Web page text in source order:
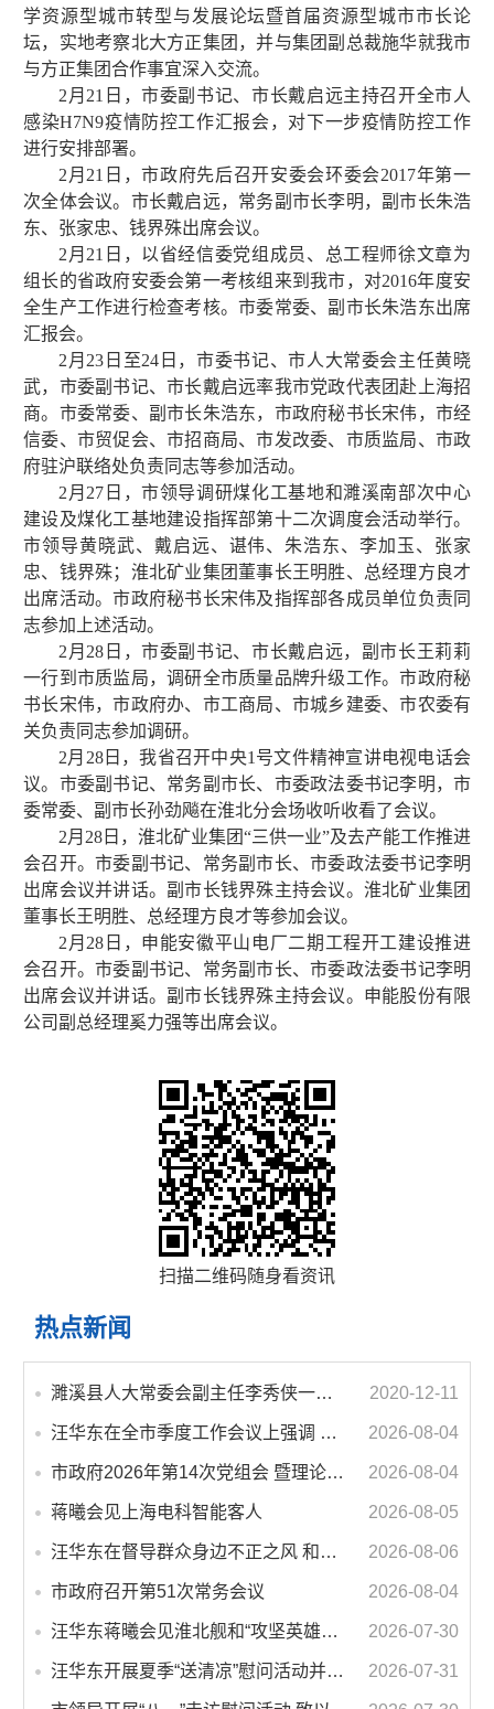
学资源型城市转型与发展论坛暨首届资源型城市市长论
坛，实地考察北大方正集团，并与集团副总裁施华就我市
与方正集团合作事宜深入交流。
2月21日，市委副书记、市长戴启远主持召开全市人
感染H7N9疫情防控工作汇报会，对下一步疫情防控工作
进行安排部署。
2月21日，市政府先后召开安委会环委会2017年第一
次全体会议。市长戴启远，常务副市长李明，副市长朱浩
东、张家忠、钱界殊出席会议。
2月21日，以省经信委党组成员、总工程师徐文章为
组长的省政府安委会第一考核组来到我市，对2016年度安
全生产工作进行检查考核。市委常委、副市长朱浩东出席
汇报会。
2月23日至24日，市委书记、市人大常委会主任黄晓
武，市委副书记、市长戴启远率我市党政代表团赴上海招
商。市委常委、副市长朱浩东，市政府秘书长宋伟，市经
信委、市贸促会、市招商局、市发改委、市质监局、市政
府驻沪联络处负责同志等参加活动。
2月27日，市领导调研煤化工基地和濉溪南部次中心
建设及煤化工基地建设指挥部第十二次调度会活动举行。
市领导黄晓武、戴启远、谌伟、朱浩东、李加玉、张家
忠、钱界殊；淮北矿业集团董事长王明胜、总经理方良才
出席活动。市政府秘书长宋伟及指挥部各成员单位负责同
志参加上述活动。
2月28日，市委副书记、市长戴启远，副市长王莉莉
一行到市质监局，调研全市质量品牌升级工作。市政府秘
书长宋伟，市政府办、市工商局、市城乡建委、市农委有
关负责同志参加调研。
2月28日，我省召开中央1号文件精神宣讲电视电话会
议。市委副书记、常务副市长、市委政法委书记李明，市
委常委、副市长孙劲飚在淮北分会场收听收看了会议。
2月28日，淮北矿业集团“三供一业”及去产能工作推进
会召开。市委副书记、常务副市长、市委政法委书记李明
出席会议并讲话。副市长钱界殊主持会议。淮北矿业集团
董事长王明胜、总经理方良才等参加会议。
2月28日，申能安徽平山电厂二期工程开工建设推进
会召开。市委副书记、常务副市长、市委政法委书记李明
出席会议并讲话。副市长钱界殊主持会议。申能股份有限
公司副总经理奚力强等出席会议。
扫描二维码随身看资讯
热点新闻
濉溪县人大常委会副主任李秀侠一行调研城乡客运一体化和治超工作 2020-12-11
汪华东在全市季度工作会议上强调 锚定打好“三仗”任务和年度预期目标不动摇 在全市上下掀起比学赶超争先进位的攻坚热潮 2026-08-04
市政府2026年第14次党组会 暨理论学习中心组学习会议召开 蒋曦主持会议并讲话 2026-08-04
蒋曦会见上海电科智能客人 2026-08-05
汪华东在督导群众身边不正之风 和腐败问题集中整治工作时强调 以更高标准更实举措纵深推进集中整治 不断增强人民群众获得感幸福感安全感 2026-08-06
市政府召开第51次常务会议 2026-08-04
汪华东蒋曦会见淮北舰和“攻坚英雄连”官兵代表 2026-07-30
汪华东开展夏季“送清凉”慰问活动并调研专门教育工作 落实落细防暑降温措施 用心用情关爱一线职工 2026-07-31